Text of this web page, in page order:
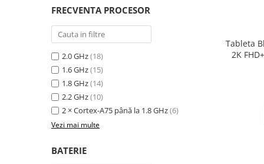
FRECVENTA PROCESOR
2.0 GHz(18)
1.6 GHz(15)
1.8 GHz(14)
2.2 GHz(10)
2 × Cortex-A75 până la 1.8 GHz(6)
Vezi mai multe
BATERIE
Tableta
2K